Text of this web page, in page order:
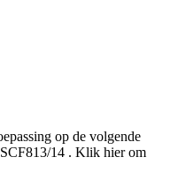
op de volgende
SCF813/14 . Klik hier om